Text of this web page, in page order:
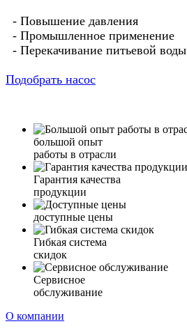
- Повышение давления
- Промышленное применение
- Перекачивание питьевой воды
Подобрать насос
большой опыт
работы в отрасли
Гарантия качества
продукции
доступные цены
Гибкая система
скидок
Сервисное
обслуживание
О компании